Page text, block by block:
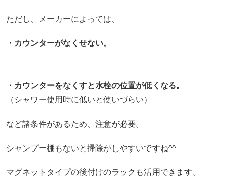
ただし、メーカーによっては、
・カウンターがなくせない。
・カウンターをなくすと水栓の位置が低くなる。
（シャワー使用時に低いと使いづらい）
など諸条件があるため、注意が必要。
シャンプー棚もないと掃除がしやすいですね^^
マグネットタイプの後付けのラックも活用できます。